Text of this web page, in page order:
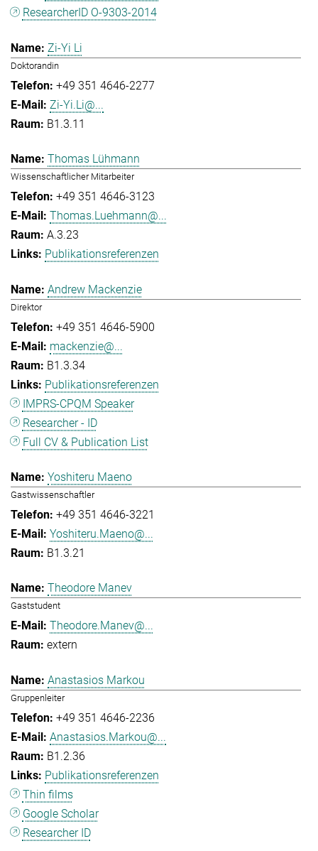
ResearcherID O-9303-2014
Zi-Yi Li
Doktorandin
+49 351 4646-2277
Zi-Yi.Li@...
B1.3.11
Thomas Lühmann
Wissenschaftlicher Mitarbeiter
+49 351 4646-3123
Thomas.Luehmann@...
A.3.23
Publikationsreferenzen
Andrew Mackenzie
Direktor
+49 351 4646-5900
mackenzie@...
B1.3.34
Publikationsreferenzen
IMPRS-CPQM Speaker
Researcher - ID
Full CV & Publication List
Yoshiteru Maeno
Gastwissenschaftler
+49 351 4646-3221
Yoshiteru.Maeno@...
B1.3.21
Theodore Manev
Gaststudent
Theodore.Manev@...
extern
Anastasios Markou
Gruppenleiter
+49 351 4646-2236
Anastasios.Markou@...
B1.2.36
Publikationsreferenzen
Thin films
Google Scholar
Researcher ID